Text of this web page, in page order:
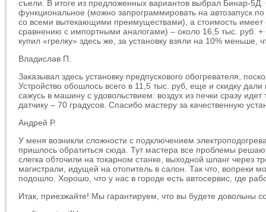
съели. В итоге из предложенных вариантов выбрал Бинар-5Д.
функциональное (можно запрограммировать на автозапуск
со всеми вытекающими преимуществами), а стоимость имеет
сравнению с импортными аналогами) – около 16,5 тыс. руб. +
купил «грелку» здесь же, за установку взяли на 10% меньше,
Владислав П.
Заказывал здесь установку предпускового обогревателя,
Устройство обошлось всего в 11,5 тыс. руб, еще и скидку дали
сажусь в машину с удовольствием: воздух из печки сразу
датчику – 70 градусов. Спасибо мастеру за качественную
Андрей Р.
У меня возникли сложности с подключением
пришлось обратиться сюда. Тут мастера все проблемы
слегка обточили на токарном станке, выходной шланг через
магистрали, идущей на отопитель в салон. Так что, вопреки
подошло. Хорошо, что у нас в городе есть автосервис, где
Итак, приезжайте! Мы гарантируем, что вы будете довольны